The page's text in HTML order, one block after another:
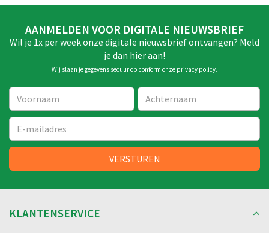
AANMELDEN VOOR DIGITALE NIEUWSBRIEF
Wil je 1x per week onze digitale nieuwsbrief ontvangen? Meld
je dan hier aan!
Wij slaan je gegevens secuur op conform onze privacy policy.
KLANTENSERVICE